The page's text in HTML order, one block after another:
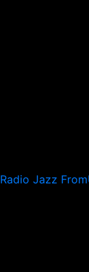
Radio Jazz